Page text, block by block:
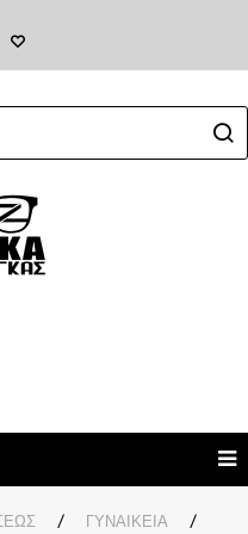
/ ΓΥΝΑΙΚΕΙΑ
/